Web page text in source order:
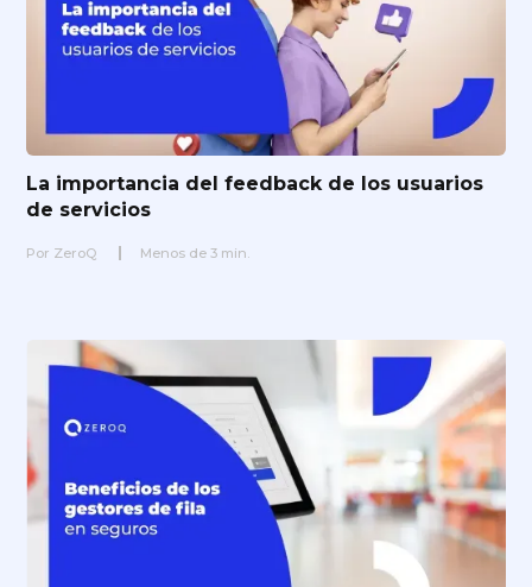
La importancia del feedback de los usuarios
de servicios
Por ZeroQ Menos de 3 min.